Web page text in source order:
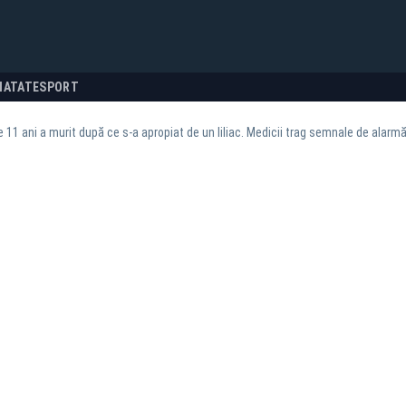
SPORT
11 ani a murit după ce s-a apropiat de un liliac. Medicii trag semnale de alarmă